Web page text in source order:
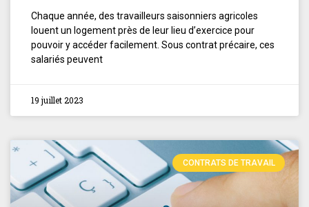
Chaque année, des travailleurs saisonniers agricoles
louent un logement près de leur lieu d’exercice pour
pouvoir y accéder facilement. Sous contrat précaire, ces
salariés peuvent
19 juillet 2023
CONTRATS DE TRAVAIL